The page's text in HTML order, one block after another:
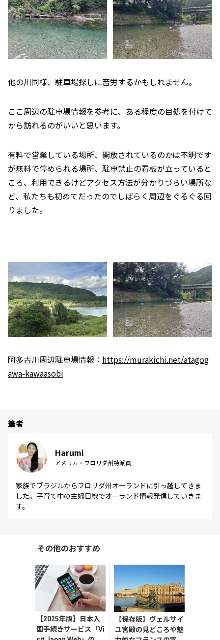
他の川同様、駐車場探しに苦労するかもしれません。
ここ周辺の駐車場情報を参考に、ある程度の目処を付けて
から訪れるのがいいと思います。
有料で営業している場所、開放されているのかは不明です
が無料で停められる場所、駐車禁止の看板が立っていると
ころ、利用できるけどアクセス方法が分かりづらい場所な
ど、私たちも初めてだったのでしばらく周辺をぐるぐる回
りました。
阿多古川周辺駐車場情報： https://murakichi.net/atagog
awa-kawaasobi
筆者
Harumi
アメリカ・フロリダ州特派員
家族でブラジルからフロリダ州オーランドに引っ越してきま
した。子育て中の主婦目線でオーランド情報発信していきま
す。
その他のおすすめ
【2025年版】日本入
国手続きサービス「Vi
【保存版】ヴェルサイ
ユ宮殿の見どころや魅